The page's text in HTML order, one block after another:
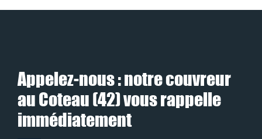
Appelez-nous : notre couvreur
au Coteau (42) vous rappelle
immédiatement